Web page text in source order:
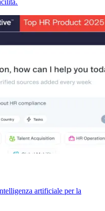
artificiale per la